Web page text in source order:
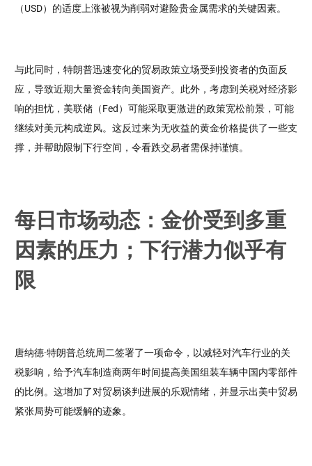
（USD）的适度上涨被视为削弱对避险贵金属需求的关键因素。
与此同时，特朗普迅速变化的贸易政策立场受到投资者的负面反
应，导致近期大量资金转向美国资产。此外，考虑到关税对经济影
响的担忧，美联储（Fed）可能采取更激进的政策宽松前景，可能
继续对美元构成逆风。这反过来为无收益的黄金价格提供了一些支
撑，并帮助限制下行空间，令看跌交易者需保持谨慎。
每日市场动态：金价受到多重
因素的压力；下行潜力似乎有
限
唐纳德·特朗普总统周二签署了一项命令，以减轻对汽车行业的关
税影响，给予汽车制造商两年时间提高美国组装车辆中国内零部件
的比例。这增加了对贸易谈判进展的乐观情绪，并显示出美中贸易
紧张局势可能缓解的迹象。